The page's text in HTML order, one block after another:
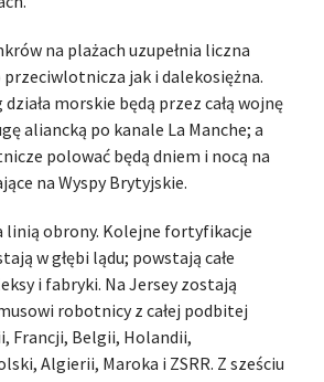
na plażach uzupełnia liczna
jak i dalekosiężna.
działa morskie będą przez całą wojnę
aliancką po kanale La Manche; a
polować będą dniem i nocą na
na Wyspy Brytyjskie.
linią obrony. Kolejne fortyfikacje
w głębi lądu; powstają całe
i fabryki. Na Jersey zostają
robotnicy z całej podbitej
Francji, Belgii, Holandii,
Algierii, Maroka i ZSRR. Z sześciu